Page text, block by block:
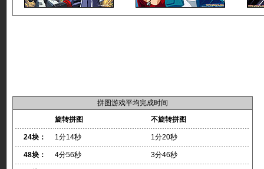
拼图游戏平均完成时间
旋转拼图
不旋转拼图
24块： 1分14秒 1分20秒
48块： 4分56秒 3分46秒